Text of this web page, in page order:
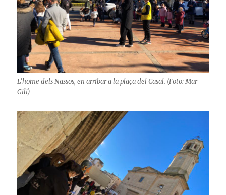
L’home dels Nassos, en arribar a la plaça del Casal. (Foto: Mar
Gili)